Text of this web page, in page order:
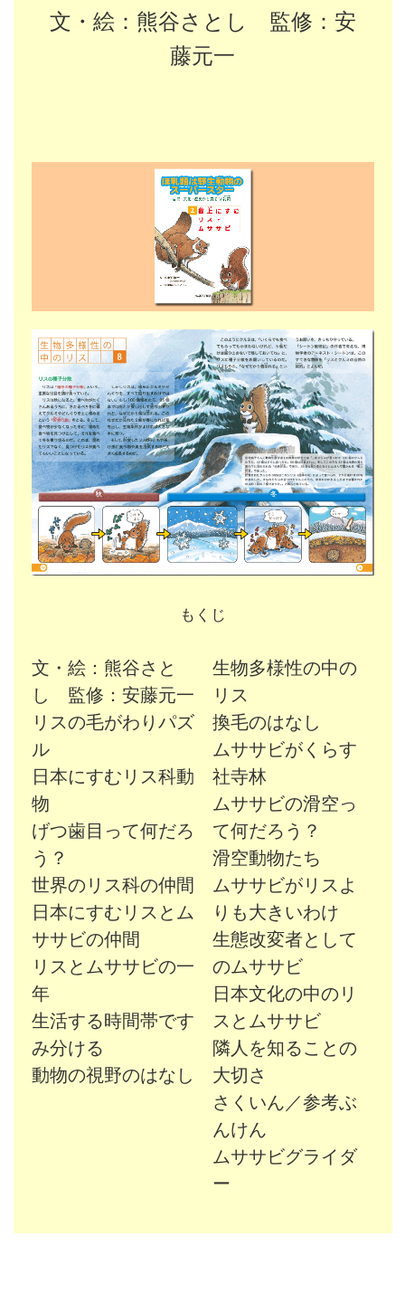
文・絵：熊谷さとし 監修：安
藤元一
もくじ
文・絵：熊谷さと
し 監修：安藤元一
リスの毛がわりパズ
ル
日本にすむリス科動
物
げつ歯目って何だろ
う？
世界のリス科の仲間
日本にすむリスとム
ササビの仲間
リスとムササビの一
年
生活する時間帯です
み分ける
動物の視野のはなし
生物多様性の中の
リス
換毛のはなし
ムササビがくらす
社寺林
ムササビの滑空っ
て何だろう？
滑空動物たち
ムササビがリスよ
りも大きいわけ
生態改変者として
のムササビ
日本文化の中のリ
スとムササビ
隣人を知ることの
大切さ
さくいん／参考ぶ
んけん
ムササビグライダ
ー